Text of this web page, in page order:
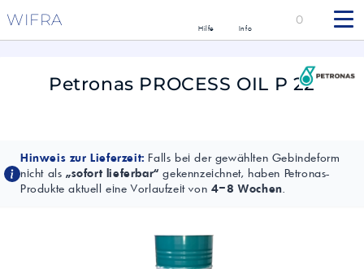
WIFRA Hilfe Info
0
Petronas PROCESS OIL P 22
Hinweis zur Lieferzeit: Falls bei der gewählten Gebindeform
nicht als „sofort lieferbar“ gekennzeichnet, haben Petronas-
Produkte aktuell eine Vorlaufzeit von 4–8 Wochen.